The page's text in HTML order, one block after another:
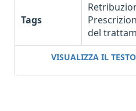
Tags
del
VISUALIZZA IL